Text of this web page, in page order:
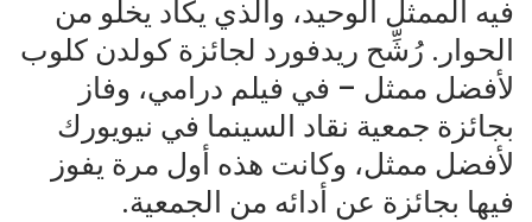
فيه الممثل الوحيد، والذي يكاد يخلو من
الحوار. رُشِّح ريدفورد لجائزة كولدن كلوب
لأفضل ممثل – في فيلم درامي، وفاز
بجائزة جمعية نقاد السينما في نيويورك
لأفضل ممثل، وكانت هذه أول مرة يفوز
فيها بجائزة عن أدائه من الجمعية.